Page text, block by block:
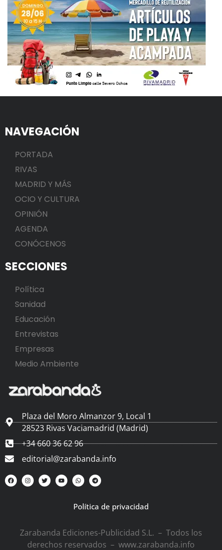
NAVEGACIÓN
PORTADA
RIVAS
MADRID Y MÁS
OCIO Y CULTURA
OPINIÓN
AGENDA
CONÓCENOS
SECCIONES
Política
Sanidad
Educación
Entrevistas
Empresas
Medio Ambiente
Plaza del Moro Almanzor 9, Local 1
28523 Rivas Vaciamadrid (Madrid)
+34 660 36 62 96
editorial@zarabanda.info
Política de privacidad
Zarabanda Ediciones-Publicidad S.L. – Todos los
derechos reservados – www.zarabanda.info